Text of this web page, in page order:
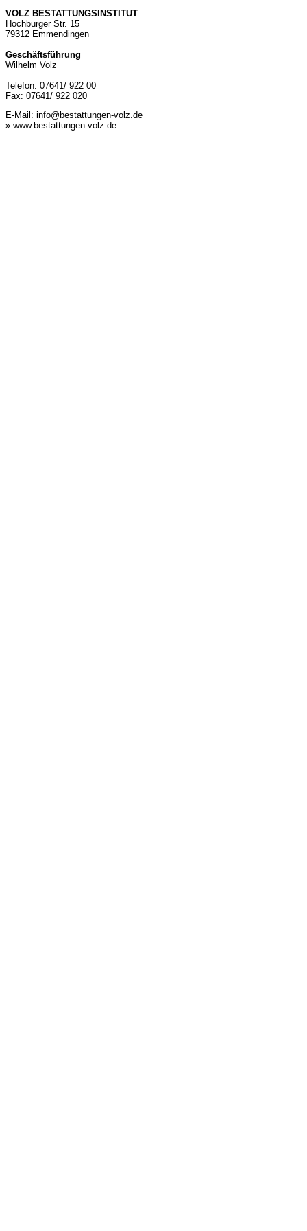
VOLZ BESTATTUNGSINSTITUT
Hochburger Str. 15
79312 Emmendingen
Geschäftsführung
Wilhelm Volz
Telefon: 07641/ 922 00
Fax: 07641/ 922 020
E-Mail: info@bestattungen-volz.de
» www.bestattungen-volz.de